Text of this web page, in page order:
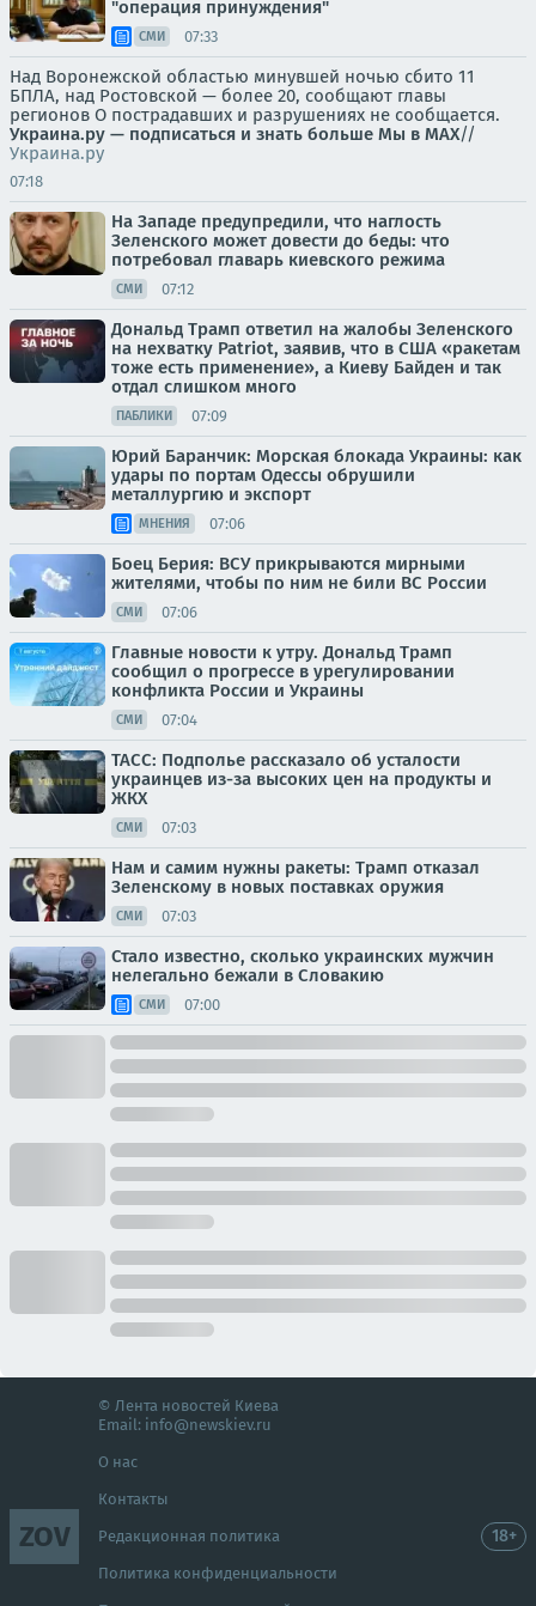
"операция принуждения"
СМИ 07:33
Над Воронежской областью минувшей ночью сбито 11
БПЛА, над Ростовской — более 20, сообщают главы
регионов О пострадавших и разрушениях не сообщается.
Украина.ру — подписаться и знать больше Мы в MAX//
Украина.ру
07:18
На Западе предупредили, что наглость
Зеленского может довести до беды: что
потребовал главарь киевского режима
СМИ 07:12
Дональд Трамп ответил на жалобы Зеленского
на нехватку Patriot, заявив, что в США «ракетам
тоже есть применение», а Киеву Байден и так
отдал слишком много
ПАБЛИКИ 07:09
Юрий Баранчик: Морская блокада Украины: как
удары по портам Одессы обрушили
металлургию и экспорт
МНЕНИЯ 07:06
Боец Берия: ВСУ прикрываются мирными
жителями, чтобы по ним не били ВС России
СМИ 07:06
Главные новости к утру. Дональд Трамп
сообщил о прогрессе в урегулировании
конфликта России и Украины
СМИ 07:04
ТАСС: Подполье рассказало об усталости
украинцев из-за высоких цен на продукты и
ЖКХ
СМИ 07:03
Нам и самим нужны ракеты: Трамп отказал
Зеленскому в новых поставках оружия
СМИ 07:03
Стало известно, сколько украинских мужчин
нелегально бежали в Словакию
СМИ 07:00
ZOV
© Лента новостей Киева
Email: info@newskiev.ru
О нас
Контакты
Редакционная политика
Политика конфиденциальности
18+